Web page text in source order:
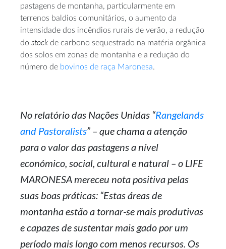
pastagens de montanha, particularmente em
terrenos baldios comunitários, o aumento da
intensidade dos incêndios rurais de verão, a redução
do stock de carbono sequestrado na matéria orgânica
dos solos em zonas de montanha e a redução do
número de bovinos de raça Maronesa.
No relatório das Nações Unidas “Rangelands
and Pastoralists” – que chama a atenção
para o valor das pastagens a nível
económico, social, cultural e natural – o LIFE
MARONESA mereceu nota positiva pelas
suas boas práticas: “Estas áreas de
montanha estão a tornar-se mais produtivas
e capazes de sustentar mais gado por um
período mais longo com menos recursos. Os